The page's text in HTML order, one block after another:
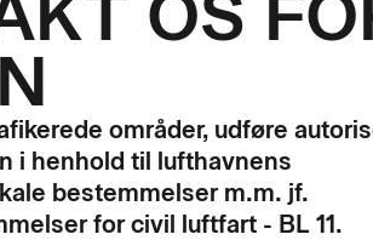
områder, udføre
i henhold til lufthavnens
bestemmelser m.m. jf.
for civil luftfart - BL 11.